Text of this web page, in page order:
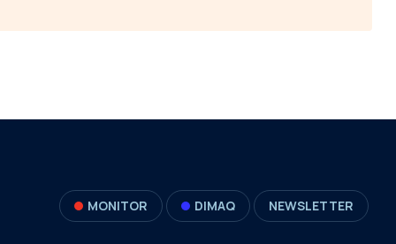
MONITOR DIMAQ NEWSLETTER